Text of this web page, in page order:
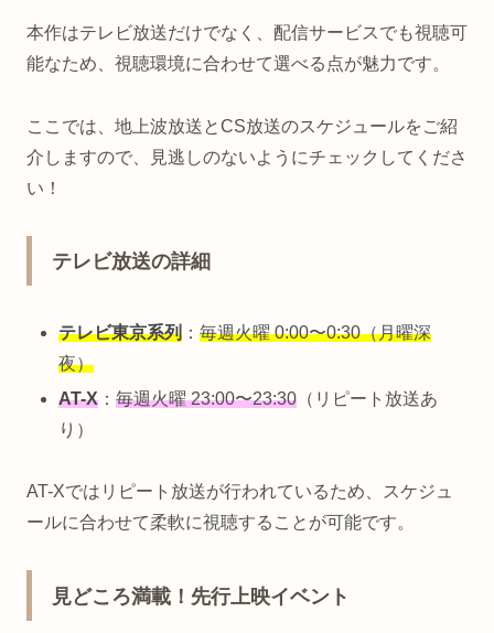
本作はテレビ放送だけでなく、配信サービスでも視聴可
能なため、視聴環境に合わせて選べる点が魅力です。
ここでは、地上波放送とCS放送のスケジュールをご紹
介しますので、見逃しのないようにチェックしてくださ
い！
テレビ放送の詳細
テレビ東京系列 ：毎週火曜 0:00〜0:30（月曜深
夜）
AT-X ：毎週火曜 23:00〜23:30 （リピート放送あ
り）
AT-Xではリピート放送が行われているため、スケジュ
ールに合わせて柔軟に視聴することが可能です。
見どころ満載！先行上映イベント